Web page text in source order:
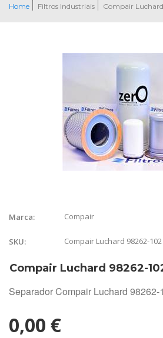
Home Filtros Industriais Compair
Marca: Compair
SKU: Compair Luchard 98262-102
Compair Luchard 98262-
Separador Compair Luchard 98262-
0,00 €